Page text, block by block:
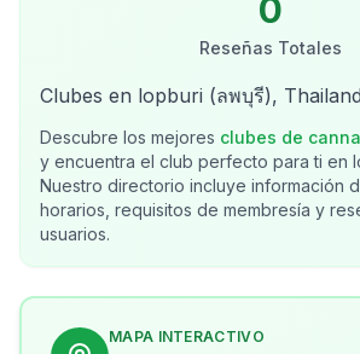
0
Reseñas Totales
Clubes en lopburi (ลพบุรี), Thailand
Descubre los mejores clubes de
y encuentra el club perfecto para ti en
Nuestro directorio incluye información
horarios, requisitos de membresía y
usuarios.
MAPA INTERACTIVO